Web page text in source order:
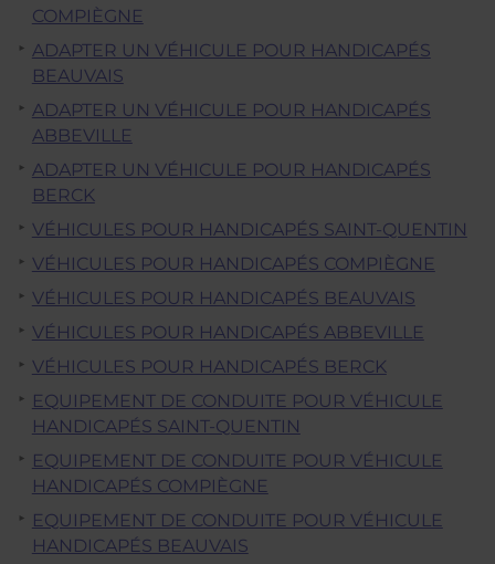
COMPIÈGNE
ADAPTER UN VÉHICULE POUR HANDICAPÉS
BEAUVAIS
ADAPTER UN VÉHICULE POUR HANDICAPÉS
ABBEVILLE
ADAPTER UN VÉHICULE POUR HANDICAPÉS
BERCK
VÉHICULES POUR HANDICAPÉS SAINT-QUENTIN
VÉHICULES POUR HANDICAPÉS COMPIÈGNE
VÉHICULES POUR HANDICAPÉS BEAUVAIS
VÉHICULES POUR HANDICAPÉS ABBEVILLE
VÉHICULES POUR HANDICAPÉS BERCK
EQUIPEMENT DE CONDUITE POUR VÉHICULE
HANDICAPÉS SAINT-QUENTIN
EQUIPEMENT DE CONDUITE POUR VÉHICULE
HANDICAPÉS COMPIÈGNE
EQUIPEMENT DE CONDUITE POUR VÉHICULE
HANDICAPÉS BEAUVAIS